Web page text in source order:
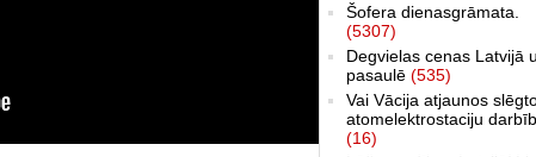
Šofera dienasgrāmata.
(5307)
Degvielas cenas Latvijā
pasaulē (535)
Vai Vācija atjaunos
atomelektrostaciju
(16)